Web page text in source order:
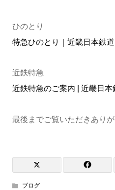
ひのとり
特急ひのとり｜近畿日本鉄
近鉄特急
近鉄特急のご案内 | 近畿日
最後までご覧いただきありが
ブログ